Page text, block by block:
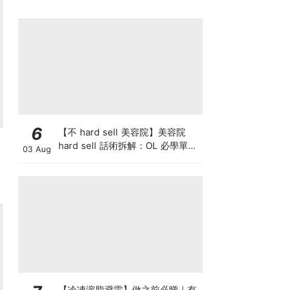
6
03 Aug
【不 hard sell 美容院】美容院
hard sell 話術拆解：OL 必學單次